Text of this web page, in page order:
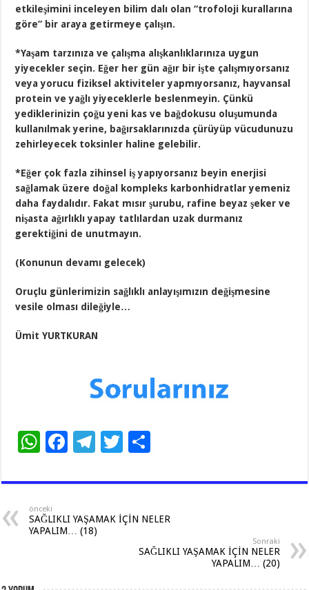
etkileşimini inceleyen bilim dalı olan “trofoloji kurallarına
göre” bir araya getirmeye çalışın.
*Yaşam tarzınıza ve çalışma alışkanlıklarınıza uygun
yiyecekler seçin. Eğer her gün ağır bir işte çalışmıyorsanız
veya yorucu fiziksel aktiviteler yapmıyorsanız, hayvansal
protein ve yağlı yiyeceklerle beslenmeyin. Çünkü
yediklerinizin çoğu yeni kas ve bağdokusu oluşumunda
kullanılmak yerine, bağırsaklarınızda çürüyüp vücudunuzu
zehirleyecek toksinler haline gelebilir.
*Eğer çok fazla zihinsel iş yapıyorsanız beyin enerjisi
sağlamak üzere doğal kompleks karbonhidratlar yemeniz
daha faydalıdır. Fakat mısır şurubu, rafine beyaz şeker ve
nişasta ağırlıklı yapay tatlılardan uzak durmanız
gerektiğini de unutmayın.
(Konunun devamı gelecek)
Oruçlu günlerimizin sağlıklı anlayışımızın değişmesine
vesile olması dileğiyle…
Ümit YURTKURAN
W
at
sA
p
F
e
o
T
e
a
T
tt
er
ar
önceki
SAĞLIKLI YAŞAMAK İÇİN NELER
YAPALIM… (18)
Sonraki
SAĞLIKLI YAŞAMAK İÇİN NELER
YAPALIM… (20)